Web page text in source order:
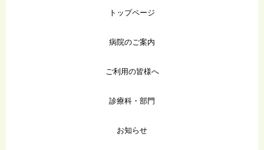
トップページ
病院のご案内
ご利用の皆様へ
診療科・部門
お知らせ